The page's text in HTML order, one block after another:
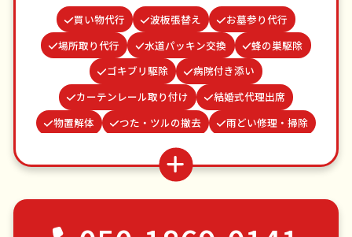
買い物代行 波板張替え
お墓参り代行
場所取り代行
水道パッキン交換
蜂の巣駆除
ゴキブリ駆除
病院付き添い
カーテンレール取り付け
結婚式代理出席
物置解体
つた・ツルの撤去
雨どい修理・掃除
遺品整理・生前整理
並び代行
網戸張替え
お庭の水やり
家具組立
謝罪代行
不用品回収
ゴミ屋敷片付け